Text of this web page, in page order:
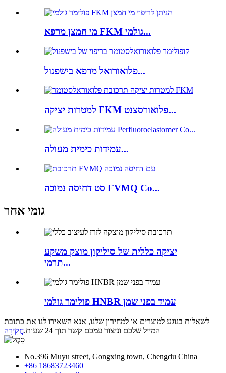
מי חמצן מרפא FKM גולמי...
פלואורואל מרפא בישפנול...
למטרות יציקה FKM פלואורסצנט...
עמידות כימית מעולה...
סט דחיסה נמוכה FVMQ Co...
גומי אחר
יציקה כללית של סיליקון מוצק משקע
תרמי...
פולימר גולמי HNBR עמיד בפני שמן
לשאלות בנוגע למוצרים או למחירון שלנו, אנא השאירו לנו את כתובת
המייל שלכם וניצור עמכם קשר תוך 24 שעות.
חֲקִירָה
No.396 Muyu street, Gongxing town, Chengdu China
+86 18683723460